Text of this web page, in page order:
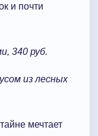
и почти
340 руб.
из лесных
мечтает